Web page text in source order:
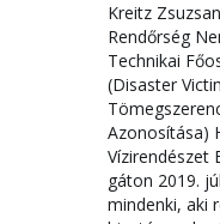
Kreitz
Rendőrség
Technikai
(Disaster
Azonosítása)
Vízirendészet
gáton 2019.
mindenki, aki